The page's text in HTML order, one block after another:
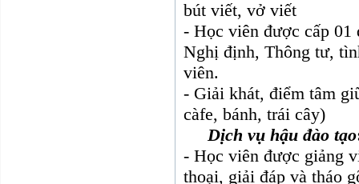
bút viết, vở viết
- Học viên được cấp 01
Nghị định, Thông tư,
viên.
- Giải khát, điểm tâm
càfe, bánh, trái cây)
Dịch vụ hậu đào tạo
- Học viên được giảng
thoại, giải đáp và tháo